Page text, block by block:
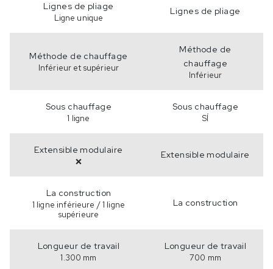
Lignes de pliage
Ligne unique
Lignes de pliage
Méthode de chauffage
Inférieur et supérieur
Méthode de
chauffage
Inférieur
Sous chauffage
1 ligne
Sous chauffage
SÍ
Extensible modulaire
❌
Extensible modulaire
La construction
1 ligne inférieure / 1 ligne
supérieure
La construction
Longueur de travail
1.300 mm
Longueur de travail
700 mm